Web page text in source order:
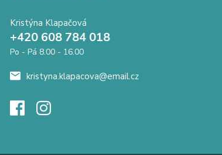
Kristýna Klapačová
+420 608 784 018
Po - Pá 8.00 - 16.00
kristyna.klapacova@email.cz